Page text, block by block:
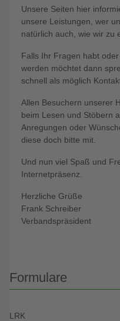
Unsere Seiten hier
unsere Leistungen, wer
natürlich auch, wie wir zu
Falls Ihr Fragen habt
werden möchtet dann
schnell als möglich
Allen Besuchern unserer
beim Lesen und Stöbern
Anregungen oder
diese doch bitte mit.
Und nun viel Spaß und
Internetpräsenz.
Herzliche Grüße
Frank Schreiber
Verbandspräsident
Formulare
LRK